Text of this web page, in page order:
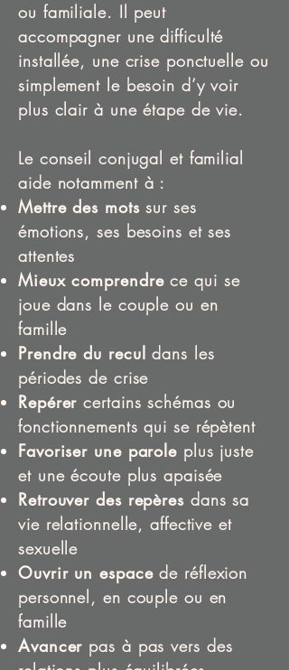
ou familiale. Il peut
accompagner une difficulté
installée, une crise ponctuelle ou
simplement le besoin d’y voir
plus clair à une étape de vie.
Le conseil conjugal et familial
aide notamment à :
Mettre des motssur ses
émotions, ses besoins et ses
attentes
Mieux comprendrece qui se
joue dans le couple ou en
famille
Prendre du recul dans les
périodes de crise
Repérer certains schémas ou
fonctionnements qui se répètent
Favoriser une parole plus juste
et une écoute plus apaisée
Retrouver des repèresdans sa
vie relationnelle, affective et
sexuelle
Ouvrir un espacede réflexion
personnel, en couple ou en
famille
Avancer pas à pas vers des